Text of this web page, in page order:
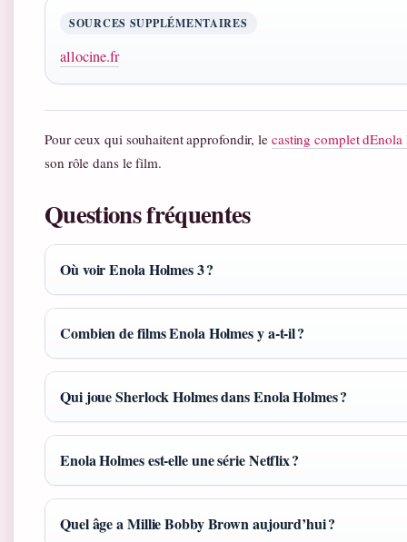
SOURCES SUPPLÉMENTAIRES
allocine.fr
Pour ceux qui souhaitent approfondir, le casting complet dEnola
son rôle dans le film.
Questions fréquentes
Où voir Enola Holmes 3 ?
Combien de films Enola Holmes y a‑t‑il ?
Qui joue Sherlock Holmes dans Enola Holmes ?
Enola Holmes est‑elle une série Netflix ?
Quel âge a Millie Bobby Brown aujourd’hui ?